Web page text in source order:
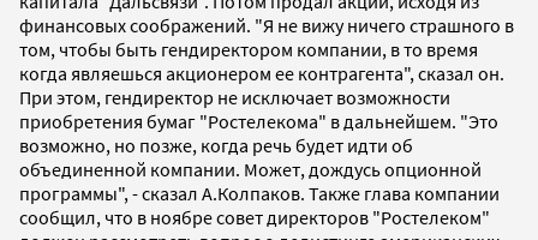
финансовых соображений. "Я не вижу ничего страшного в
том, чтобы быть гендиректором компании, в то время
когда являешься акционером ее контрагента", сказал он.
При этом, гендиректор не исключает возможности
приобретения бумаг "Ростелекома" в дальнейшем. "Это
возможно, но позже, когда речь будет идти об
объединенной компании. Может, дождусь опционной
программы", - сказал А.Колпаков. Также глава компании
сообщил, что в ноябре совет директоров "Ростелеком"